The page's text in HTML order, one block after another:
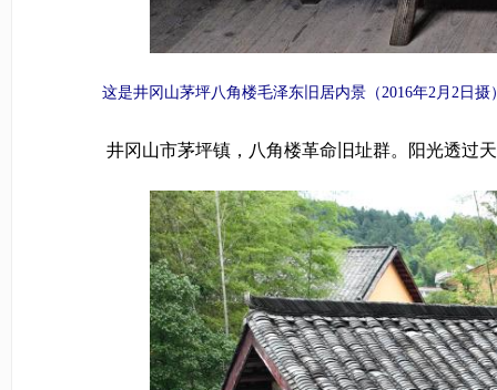
这是井冈山茅坪八角楼毛泽东旧居内景（2016年2月2日摄
井冈山市茅坪镇，八角楼革命旧址群。阳光透过天